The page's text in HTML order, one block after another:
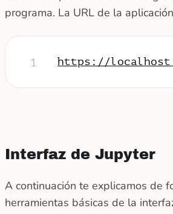
programa. La URL de la
1 https://
Interfaz de Jupyter
A continuación te explicamos de
herramientas básicas de la